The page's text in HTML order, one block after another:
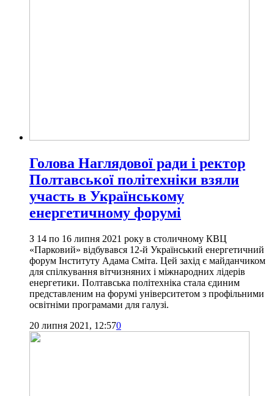
Голова Наглядової ради і ректор
Полтавської політехніки взяли
участь в Українському
енергетичному форумі
З 14 по 16 липня 2021 року в столичному КВЦ
«Парковий» відбувався 12-й Український енергетичний
форум Інституту Адама Сміта. Цей захід є майданчиком
для спілкування вітчизняних і міжнародних лідерів
енергетики. Полтавська політехніка стала єдиним
представленим на форумі університетом з профільними
освітніми програмами для галузі.
20 липня 2021, 12:570